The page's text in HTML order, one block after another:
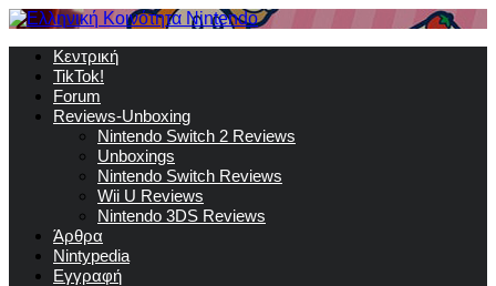
Κεντρική
TikTok!
Forum
Reviews-Unboxing
Nintendo Switch 2 Reviews
Unboxings
Nintendo Switch Reviews
Wii U Reviews
Nintendo 3DS Reviews
Άρθρα
Nintypedia
Εγγραφή